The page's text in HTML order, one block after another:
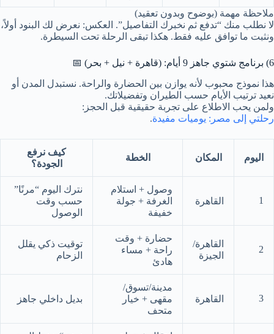
ملاحظة مهمة (بوضوح وبدون تعقيد)
لا نطلب منك “تدفع ثم نخبرك التفاصيل”. العكس: نعرض لك البنود أولاً،
ونثبت ما توافق عليه فقط. هكذا تبقى الرحلة تحت السيطرة.
6) برنامج شتوي جاهز 9 أيام: (قاهرة + نيل + بحر) 📅
هذا نموذج محبوب لأنه يوازن بين الحضارة والراحة. نستبدل المدن أو
نعيد ترتيب الأيام حسب الطيران وتفضيلاتك.
ولمن يحب الاطلاع على تجربة حقيقية قبل الحجز:
رحلتي إلى مصر: يوميات مفيدة.
اليوم المكان الخطة
كيف نرفع
الجودة؟
1 القاهرة
وصول + استلام
الغرفة + جولة
خفيفة
نترك اليوم “مرنًا”
حسب وقت
الوصول
2
القاهرة/
الجيزة
حضارة + وقت
راحة + مساء
هادئ
توقيت ذكي يقلل
الزحام
3 القاهرة
مدينة/تسوق/
مقهى + خيار
متحف
بديل داخلي جاهز